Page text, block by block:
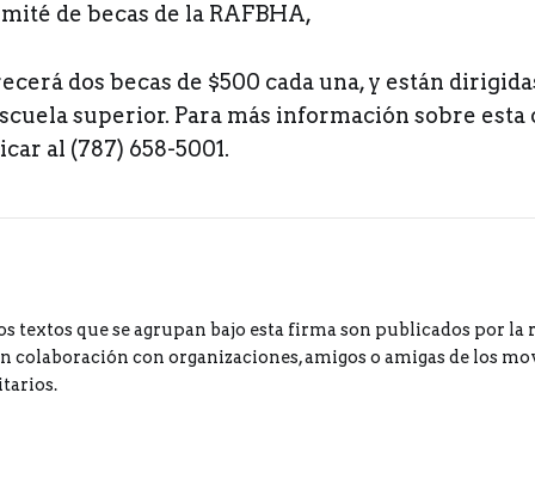
de becas de la RAFBHA,
dos becas de $500 cada una, y están
superior. Para más información sobre esta
al (787) 658-5001.
textos que se agrupan bajo esta firma son publicados por la
colaboración con organizaciones, amigos o amigas de los